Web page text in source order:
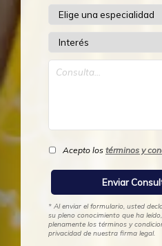
Acepto los términos y
* Al enviar el formulario, usted
su pleno conocimiento que ha
plenamente los términos y
privacidad de nuestra firma legal.